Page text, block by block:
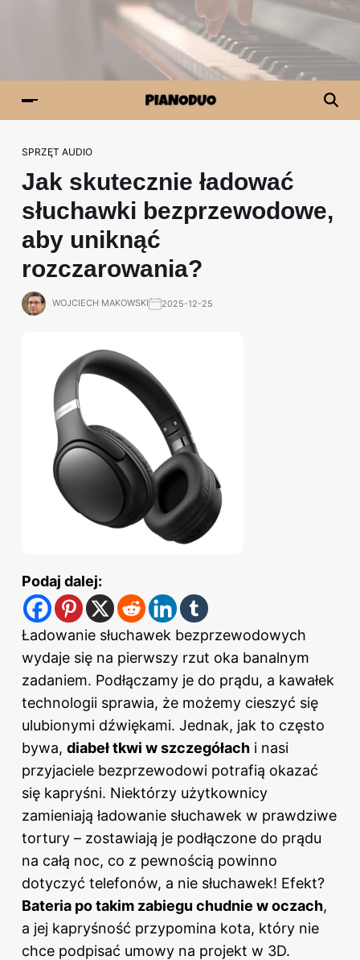
SPRZĘT AUDIO
Jak skutecznie ładować
słuchawki bezprzewodowe,
aby uniknąć
rozczarowania?
WOJCIECH MAKOWSKI 2025-12-25
Podaj dalej:
Ładowanie słuchawek bezprzewodowych
wydaje się na pierwszy rzut oka banalnym
zadaniem. Podłączamy je do prądu, a kawałek
technologii sprawia, że możemy cieszyć się
ulubionymi dźwiękami. Jednak, jak to często
bywa, diabeł tkwi w szczegółach i nasi
przyjaciele bezprzewodowi potrafią okazać
się kapryśni. Niektórzy użytkownicy
zamieniają ładowanie słuchawek w prawdziwe
tortury – zostawiają je podłączone do prądu
na całą noc, co z pewnością powinno
dotyczyć telefonów, a nie słuchawek! Efekt?
Bateria po takim zabiegu chudnie w oczach,
a jej kapryśność przypomina kota, który nie
chce podpisać umowy na projekt w 3D.